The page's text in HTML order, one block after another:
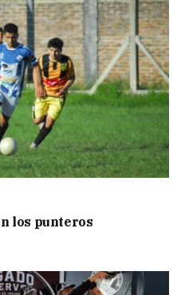
los punteros